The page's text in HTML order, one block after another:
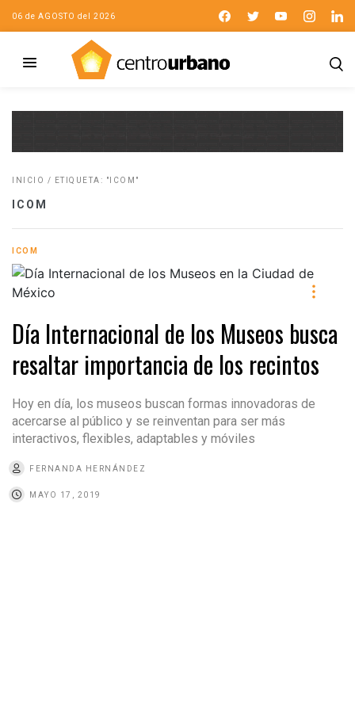
06 de AGOSTO del 2026
INICIO / ETIQUETA: "ICOM"
ICOM
ICOM
Día Internacional de los Museos busca
resaltar importancia de los recintos
Hoy en día, los museos buscan formas innovadoras de
acercarse al público y se reinventan para ser más
interactivos, flexibles, adaptables y móviles
FERNANDA HERNÁNDEZ
MAYO 17, 2019